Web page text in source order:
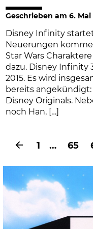
Geschrieben am6. Mai
Disney Infinity
Neuerungen
Star Wars
dazu. Disney Infinity
2015. Es wird
bereits angekündigt:
Disney Originals.
noch Han, […]
1 … 65